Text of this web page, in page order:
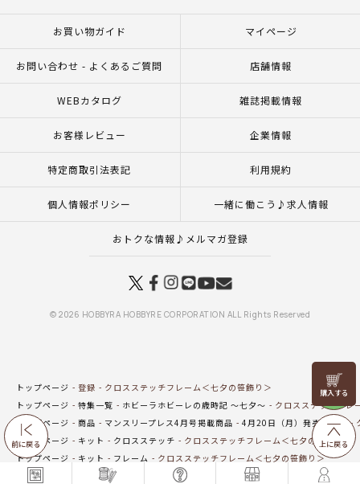
前に戻る
リリヤン
フェア
上に戻る
お買い物ガイド マイページ
お問い合わせ - よくあるご質問 店舗情報
WEBカタログ 雑誌掲載情報
お客様レビュー 企業情報
特定商取引法表記 利用規約
個人情報ポリシー 一緒に働こう♪求人情報
おトクな情報♪メルマガ登録
© 2026 HOBBYRA HOBBYRE CORPORATION ALL Rights Reserved
トップページ 登録
クロスステッチフレーム＜七夕の笹飾り＞
トップページ
特集一覧 ホビーラホビーレの歳時記 ～七夕～
クロスステッチフレ
トップページ
商品 マンスリープレス4月号掲載商品 4月20日（月）発売の商品
トップページ
キット クロスステッチ
クロスステッチフレーム＜七夕の笹飾り＞
トップページ
キット フレーム
クロスステッチフレーム＜七夕の笹飾り＞
トップページ
インテリア・飾り クロスステッチフレーム＜七夕の笹飾り＞